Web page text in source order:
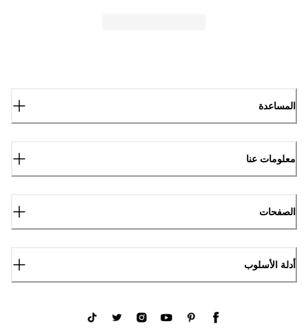
المساعدة
معلومات عنا
الصفحات
أدلة الأسلوب